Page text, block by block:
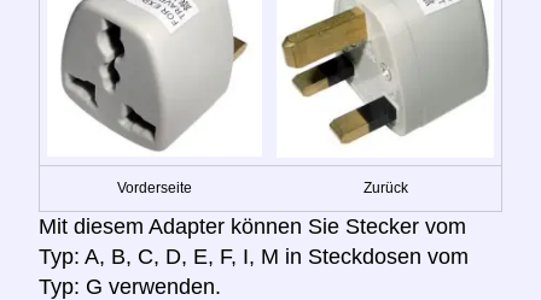
Vorderseite Zurück
Mit diesem Adapter können Sie Stecker vom
Typ: A, B, C, D, E, F, I, M in Steckdosen vom
Typ: G verwenden.